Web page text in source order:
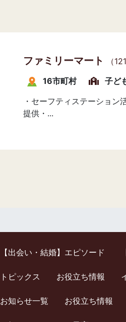
ファミリーマート
（
16市町村
子ど
・セーフティステーショ
提供・...
【出会い・結婚】エピソード
トピックス お役立ち情報
お知らせ一覧 お役立ち情報